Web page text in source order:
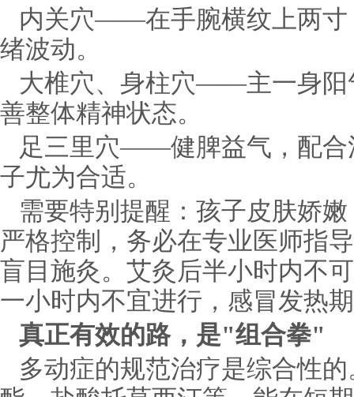
内关穴——在手腕横纹上两寸
绪波动。
大椎穴、身柱穴——主一身阳
善整体精神状态。
足三里穴——健脾益气，配合
子尤为合适。
需要特别提醒：孩子皮肤娇
严格控制，务必在专业医师指
盲目施灸。艾灸后半小时内不
一小时内不宜进行，感冒发热
真正有效的路，是"组合拳"
多动症的规范治疗是综合性